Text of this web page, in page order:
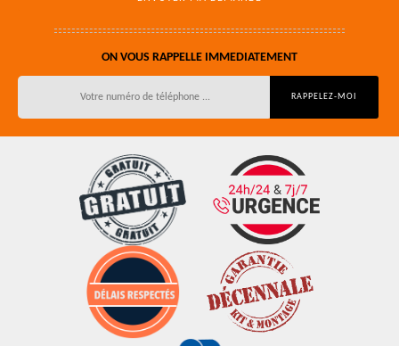
ON VOUS RAPPELLE IMMEDIATEMENT